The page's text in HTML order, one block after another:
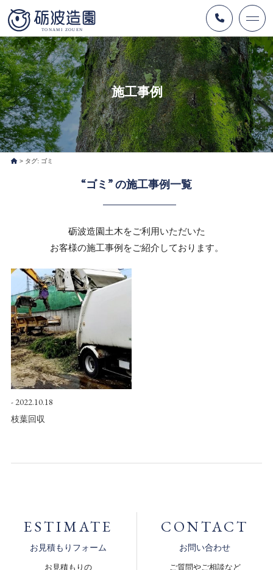
施工事例
タグ: ゴミ
“ゴミ” の施工事例一覧
砺波造園土木をご利用いただいた
お客様の施工事例をご紹介しております。
2022.10.18
枝葉回収
ESTIMATE
お見積もりフォーム
お見積もりの
CONTACT
お問い合わせ
ご質問やご相談など